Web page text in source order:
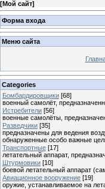
[Мой сайт]
Форма входа
Меню сайта
Categories
Бомбардировщики [68]
военный самолёт,
Истребители [56]
военные самолёты,
Разведчики [35]
предназначены для ведения
обнаруженные особо важные
Транспортные [17]
летательный аппарат,
Штурмовики [10]
боевой летательный аппарат
Авиационное вооружение [19]
оружие, устанавливаемое на